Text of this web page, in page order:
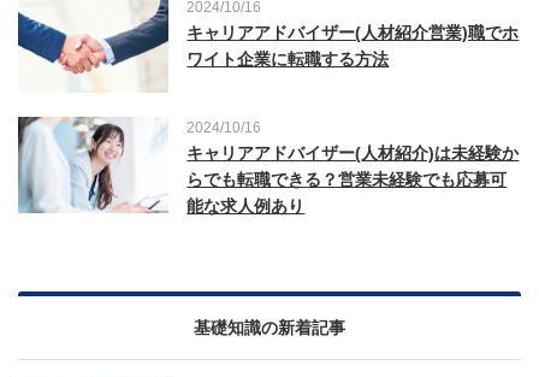
2024/10/16
キャリアアドバイザー(人材紹介営業)職でホ
ワイト企業に転職する方法
2024/10/16
キャリアアドバイザー(人材紹介)は未経験か
らでも転職できる？営業未経験でも応募可
能な求人例あり
基礎知識の新着記事